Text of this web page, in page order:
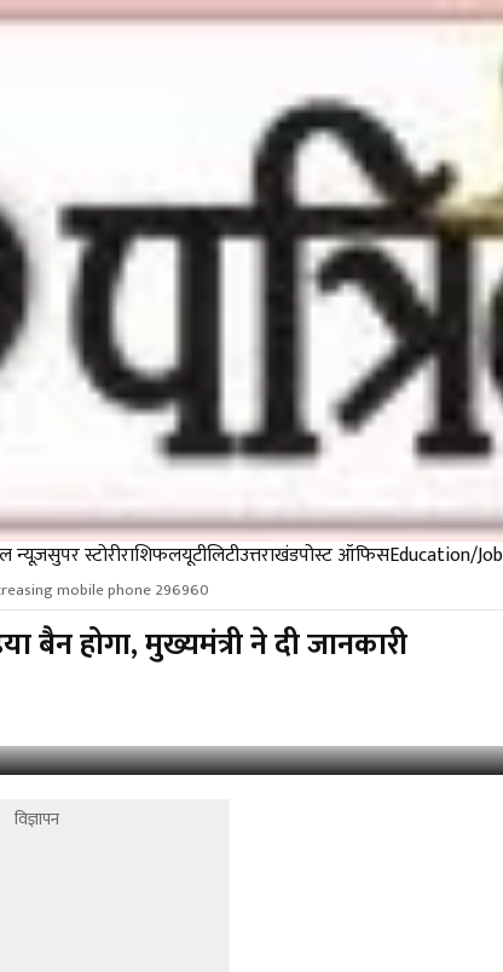
न्यूज़सुपर स्टोरीराशिफलयूटीलिटीउत्तराखंडपोस्ट ऑफिसEducation/Job
mobile phone 296960
होगा, मुख्यमंत्री ने दी जानकारी
विज्ञापन